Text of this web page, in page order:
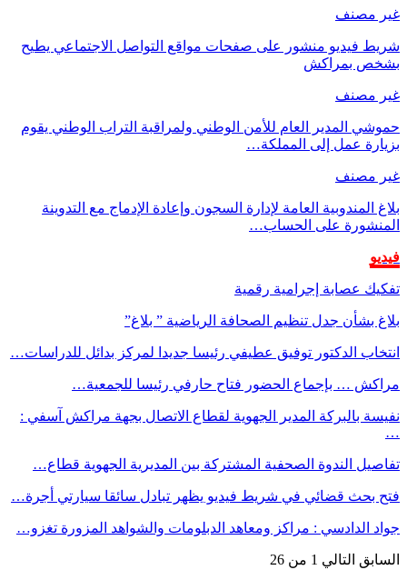
غير مصنف
شريط فيديو منشور على صفحات مواقع التواصل الاجتماعي يطيح
بشخص بمراكش
غير مصنف
حموشي المدير العام للأمن الوطني ولمراقبة التراب الوطني يقوم
بزيارة عمل إلى المملكة…
غير مصنف
بلاغ المندوبية العامة لإدارة السجون وإعادة الإدماج مع التدوينة
المنشورة على الحساب…
فيديو
تفكيك عصابة إجرامية رقمية
بلاغ بشأن جدل تنظيم الصحافة الرياضية ” بلاغ”
انتخاب الدكتور توفيق عطيفي رئيسا جديدا لمركز بدائل للدراسات…
مراكش … بإجماع الحضور فتاح حارفي رئيسا للجمعية…
نفيسة بالبركة المدير الجهوية لقطاع الاتصال بجهة مراكش آسفي :
…
تفاصيل الندوة الصحفية المشتركة بين المديرية الجهوية قطاع…
فتح بحث قضائي في شريط فيديو يظهر تبادل سائقا سيارتي أجرة…
جواد الدادسي : مراكز ومعاهد الدبلومات والشواهد المزورة تغزو…
السابق التالي 1 من 26